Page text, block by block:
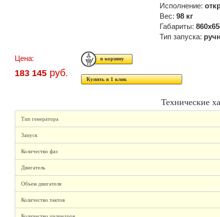
Исполнение:
Вес: 98 кг
Габариты:
Тип запуска:
Цена:
183 145 руб.
Купить в 1 клик
Технические
Тип генератора
Запуск
Количество фаз
Двигатель
Объем двигателя
Количество тактов